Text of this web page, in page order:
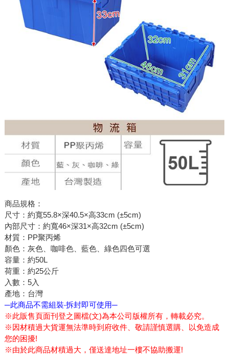
商品規格：
尺寸：約寬55.8×深40.5×高33cm (±5cm)
內部尺寸：約寬46×深31×高32cm (±5cm)
材質：PP聚丙烯
顏色：灰色、咖啡色、藍色、綠色四色可選
容量：約50L
荷重：約25公斤
入數：5入
產地：台灣
─此商品不需組裝‧拆封即可使用─
※此販售頁面刊登之圖檔(文)為本公司版權所有，轉載必究。
※因材積過大貨運無法準時到府收件、敬請謹慎選購、以免造成
您的困擾!
※由於此商品材積過大，僅送達地址一樓不協助搬運!